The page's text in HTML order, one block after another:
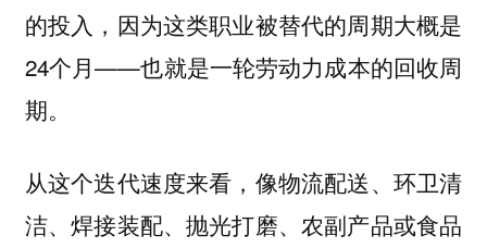
的投入，因为这类职业被替代的周期大概是
24个月——也就是一轮劳动力成本的回收周
期。
从这个迭代速度来看，像物流配送、环卫清
洁、焊接装配、抛光打磨、农副产品或食品